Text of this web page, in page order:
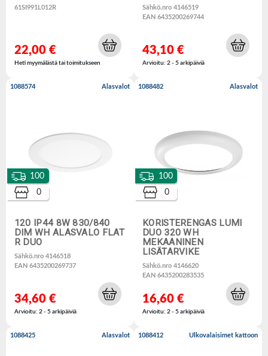
61SI991L012R
22,00 €
Heti myymälästä tai toimitukseen
Sähkö.nro 4146519
EAN 6435200269744
43,10 €
Arvioitu: 2 - 5 arkipäiviä
1088574 Alasvalot
120 IP44 8W 830/840
DIM WH ALASVALO FLAT
R DUO
Sähkö.nro 4146518
EAN 6435200269737
100
0
34,60 €
Arvioitu: 2 - 5 arkipäiviä
1088482 Alasvalot
KORISTERENGAS LUMI
DUO 320 WH
MEKAANINEN
LISÄTARVIKE
Sähkö.nro 4146620
EAN 6435200283535
100
0
16,60 €
Arvioitu: 2 - 5 arkipäiviä
1088425 Alasvalot 1088412 Ulkovalaisimet kattoon